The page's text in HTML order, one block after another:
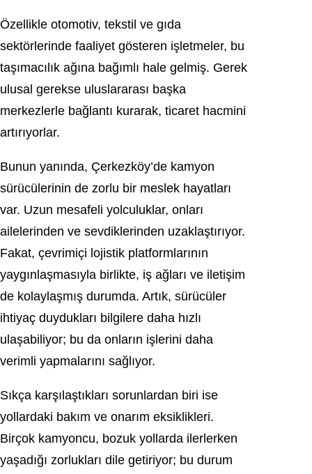
Özellikle otomotiv, tekstil ve gıda
sektörlerinde faaliyet gösteren işletmeler, bu
taşımacılık ağına bağımlı hale gelmiş. Gerek
ulusal gerekse uluslararası başka
merkezlerle bağlantı kurarak, ticaret hacmini
artırıyorlar.
Bunun yanında, Çerkezköy’de kamyon
sürücülerinin de zorlu bir meslek hayatları
var. Uzun mesafeli yolculuklar, onları
ailelerinden ve sevdiklerinden uzaklaştırıyor.
Fakat, çevrimiçi lojistik platformlarının
yaygınlaşmasıyla birlikte, iş ağları ve iletişim
de kolaylaşmış durumda. Artık, sürücüler
ihtiyaç duydukları bilgilere daha hızlı
ulaşabiliyor; bu da onların işlerini daha
verimli yapmalarını sağlıyor.
Sıkça karşılaştıkları sorunlardan biri ise
yollardaki bakım ve onarım eksiklikleri.
Birçok kamyoncu, bozuk yollarda ilerlerken
yaşadığı zorlukları dile getiriyor; bu durum